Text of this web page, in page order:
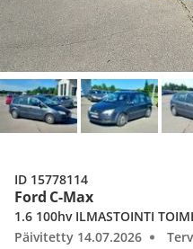
Ford C-Max
1.6 100hv ILMASTOINTI
Päivitetty 14.07.2026
ID 15778114